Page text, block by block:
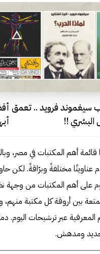
فرويد .. تعمق
البشري !!
قائمة أهم المكتبات في مصر،
عناوينًا مختلفةً وبرّاقةً. لكن
على أهم المكتبات من وجهة
بين أروقة كل مكتبة
المعرفية عبر ترشيحات اليوم.
جديد ومدهش.